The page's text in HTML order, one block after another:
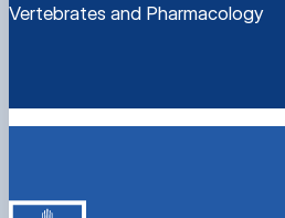
Vertebrates and Pharmacology